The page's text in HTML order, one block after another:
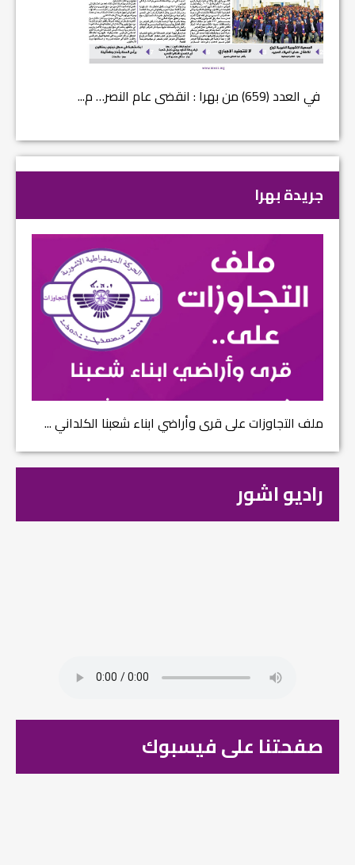
في العدد (659) من بهرا : انقضى عام النصر… م...
جريدة بهرا
ملف التجاوزات على قرى وأراضي ابناء شعبنا الكلداني ...
راديو اشور
صفحتنا على فيسبوك